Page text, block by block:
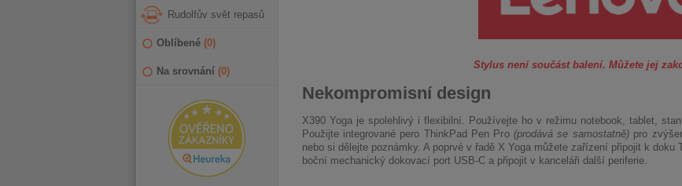
Rudolfův svět repasů
Oblíbené (0)
Na srovnání (0)
Stylus není součást balení. Můžete jej
Nekompromisní design
X390 Yoga je spolehlivý i flexibilní. Používejte ho v režimu notebook, tablet,
Použijte integrované pero ThinkPad Pen Pro (prodává se samostatně)pro
nebo si dělejte poznámky. A poprvé v řadě X Yoga můžete zařízení připojit k doku
boční mechanický dokovací port USB-C a připojit v kanceláři další periferie.